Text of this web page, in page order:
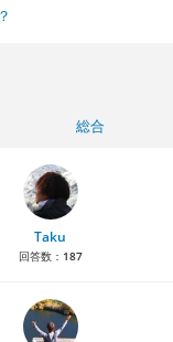
総合
Taku
回答数： 187